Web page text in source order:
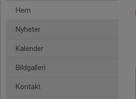
Hem
Nyheter
Kalender
Bildgalleri
Kontakt